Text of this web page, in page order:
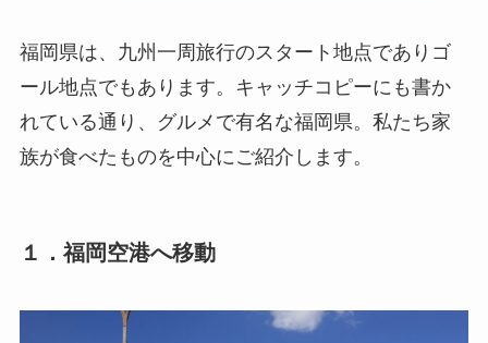
福岡県は、九州一周旅行のスタート地点でありゴ
ール地点でもあります。キャッチコピーにも書か
れている通り、グルメで有名な福岡県。私たち家
族が食べたものを中心にご紹介します。
１．福岡空港へ移動